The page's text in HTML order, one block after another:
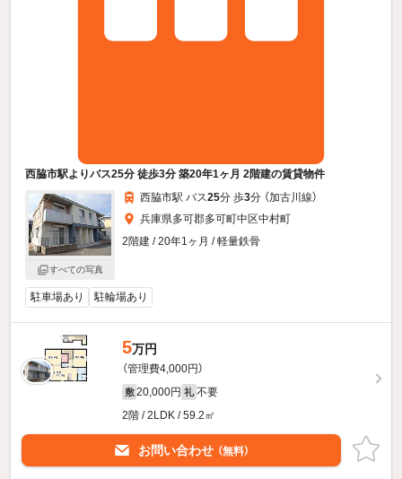
西脇市駅よりバス25分 徒歩3分 築20年1ヶ月 2階建の賃貸物件
すべての写真
西脇市駅 バス25分 歩3分 （加古川線）
兵庫県多可郡多可町中区中村町
2階建 / 20年1ヶ月 / 軽量鉄骨
駐車場あり 駐輪場あり
5万円
（管理費4,000円）
敷 20,000円 礼 不要
2階 / 2LDK / 59.2㎡
お問い合わせ （無料）